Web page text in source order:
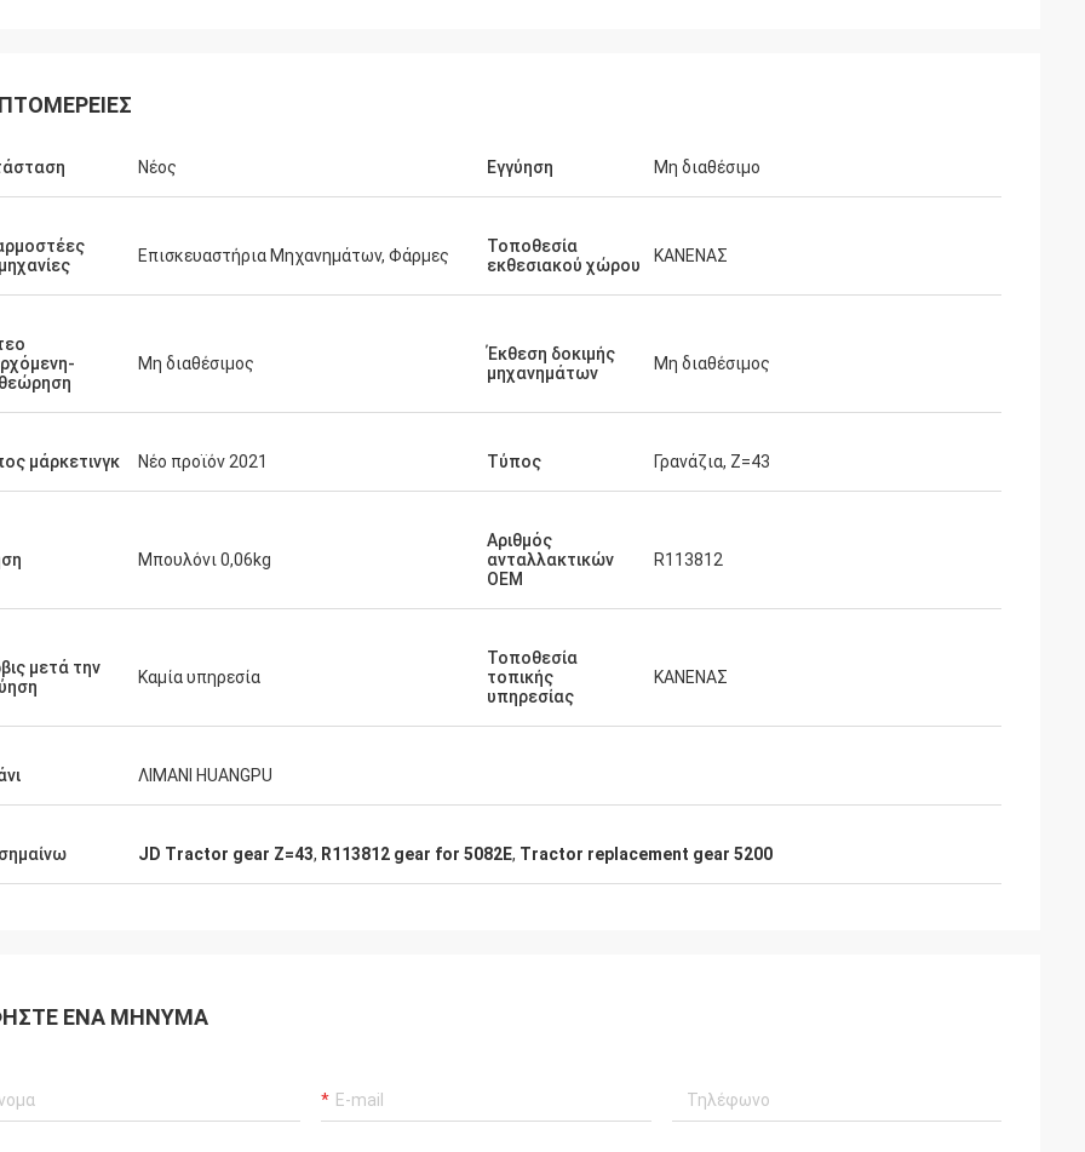
Νέος Εγγύηση Μη διαθέσιμο
Επισκευαστήρια Μηχανημάτων, Φάρμες
Τοποθεσία
εκθεσιακού χώρου
ΚΑΝΕΝΑΣ
Μη διαθέσιμος
Έκθεση δοκιμής
μηχανημάτων
Μη διαθέσιμος
μάρκετινγκ Νέο προϊόν 2021 Τύπος Γρανάζια, Z=43
Μπουλόνι 0,06kg
Αριθμός
ανταλλακτικών
OEM
R113812
μετά την
Καμία υπηρεσία
Τοποθεσία
τοπικής
υπηρεσίας
ΚΑΝΕΝΑΣ
ΛΙΜΑΝΙ HUANGPU
JD Tractor gear Z=43, R113812 gear for 5082E, Tractor replacement gear 5200
ΈΝΑ ΜΉΝΥΜΑ